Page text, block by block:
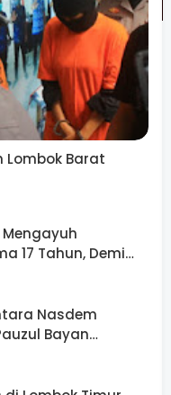
kepada Iran
Iran sebagai
strategis Selat
langsung
harga minyak
Israel–Iran bagi
shock, melainkan
Lombok Barat
17 Tahun, Demi
Nasdem
Bayan
Kursi Dapil 3